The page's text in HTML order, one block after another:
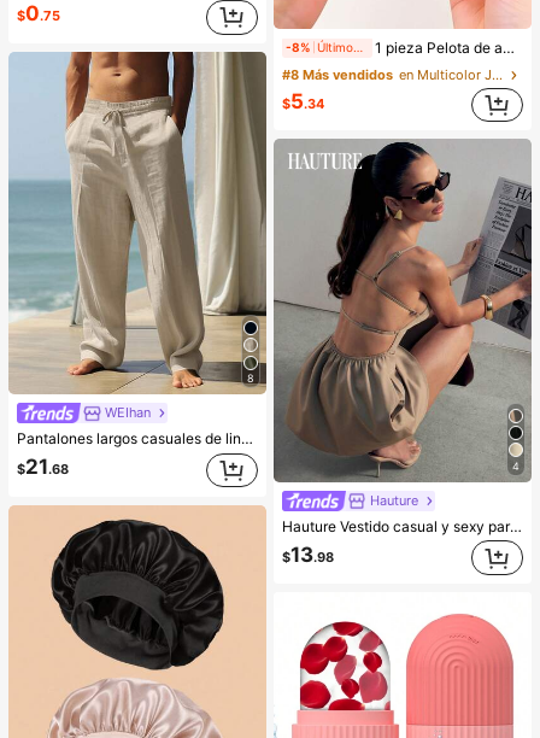
$0.75
8
WEIhan
Pantalones largos casuales de lino para hombre, primavera/verano, delgados y transpirables, estilo hip-hop, lounge y deportivos, de pierna recta, color liso, estilo hawaiano para playa y vacaciones, Vacationcore
$21.68
-8% Últimos 1 días 1 pieza Pelota de apretar hecha a mano con aceite de coco, maleable y de rebote lento, juguete para aliviar la ansiedad, juguete para la punta de los dedos, alivio de la presión de la mano, juguete de Pascua, juguete para apretar, juguete para aliviar el estrés, ansiedad y relajación, regalo para fiestas, relleno de bolsa de regalo, premio, cumpleaños, juguete suave y esponjoso
#8 Más vendidos
en Multicolor Juguetes para aliviar el estrés
$5.34
4
Hauture
Hauture Vestido casual y sexy para oficina con cuello cuadrado, delantal frontal y bolsillos, con espalda abierta con tirantes
$13.98